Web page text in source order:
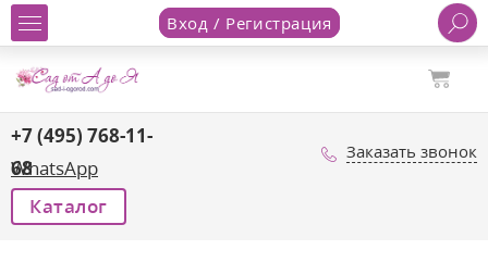
Вход / Регистрация
+7 (495) 768-11-
68
WhatsApp
Заказать звонок
Каталог